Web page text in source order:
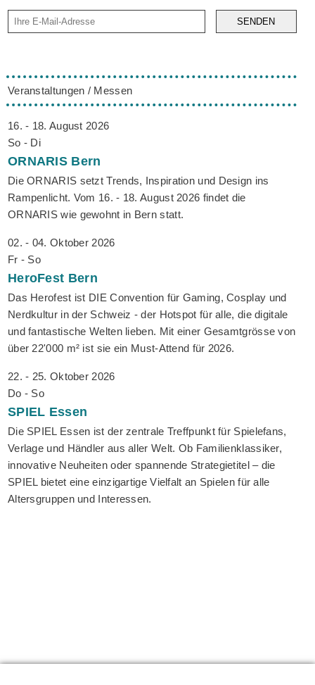
SENDEN
Veranstaltungen / Messen
16. - 18. August 2026
So - Di
ORNARIS Bern
Die ORNARIS setzt Trends, Inspiration und Design ins
Rampenlicht. Vom 16. - 18. August 2026 findet die
ORNARIS wie gewohnt in Bern statt.
02. - 04. Oktober 2026
Fr - So
HeroFest Bern
Das Herofest ist DIE Convention für Gaming, Cosplay und
Nerdkultur in der Schweiz - der Hotspot für alle, die digitale
und fantastische Welten lieben. Mit einer Gesamtgrösse von
über 22'000 m² ist sie ein Must-Attend für 2026.
22. - 25. Oktober 2026
Do - So
SPIEL Essen
Die SPIEL Essen ist der zentrale Treffpunkt für Spielefans,
Verlage und Händler aus aller Welt. Ob Familienklassiker,
innovative Neuheiten oder spannende Strategietitel – die
SPIEL bietet eine einzigartige Vielfalt an Spielen für alle
Altersgruppen und Interessen.